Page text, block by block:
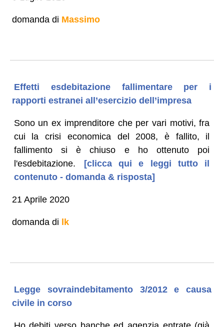
domanda di Massimo
Effetti esdebitazione fallimentare per i
rapporti estranei all’esercizio dell’impresa
Sono un ex imprenditore che per vari motivi, fra
cui la crisi economica del 2008, è fallito, il
fallimento si è chiuso e ho ottenuto poi
l'esdebitazione.
[clicca qui e leggi tutto il
contenuto - domanda & risposta]
21 Aprile 2020
domanda di lk
Legge sovraindebitamento 3/2012 e causa
civile in corso